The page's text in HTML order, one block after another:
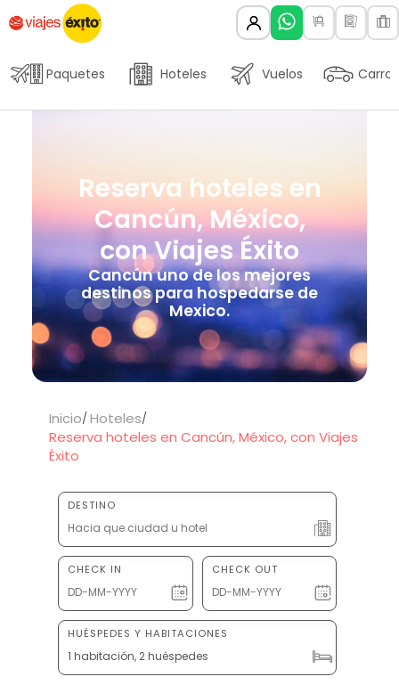
Paquetes Hoteles Vuelos Carros
Reserva hoteles en
Cancún, México,
con Viajes Éxito
Cancún uno de los mejores
destinos para hospedarse de
Mexico.
Inicio Hoteles
Reserva hoteles en Cancún, México, con Viajes
Éxito
DESTINO
CHECK IN CHECK OUT
HUÉSPEDES Y HABITACIONES
1 habitación, 2 huéspedes